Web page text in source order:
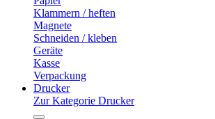
Klammern / heften
Magnete
Schneiden / kleben
Geräte
Kasse
Verpackung
Drucker
Zur Kategorie Drucker